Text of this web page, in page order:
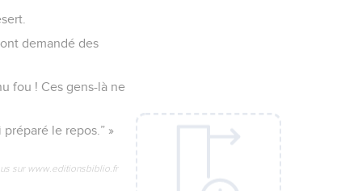
demandé des
fou ! Ces gens-là ne
le repos.” »
sur www.editionsbiblio.fr